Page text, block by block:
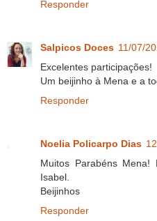
Responder
Salpicos Doces 11/07/
Excelentes participações!
Um beijinho à Mena e a
Responder
Noelia Policarpo Dias
Muitos Parabéns Mena!
Isabel.
Beijinhos
Responder